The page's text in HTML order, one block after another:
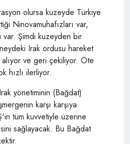
olursa kuzeyde Türkiye
Ninovamuhafızları var,
Şimdi kuzeyden bir
Irak ordusu hareket
ve geri çekiliyor. Öte
hızlı ilerliyor.
yönetiminin (Bağdat)
karşı karşıya
tüm kuvvetiyle üzerine
sağlayacak. Bu Bağdat